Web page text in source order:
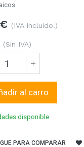
€ (IVA Incluido.)
(Sin IVA)
al carro
disponible
PARA COMPARAR